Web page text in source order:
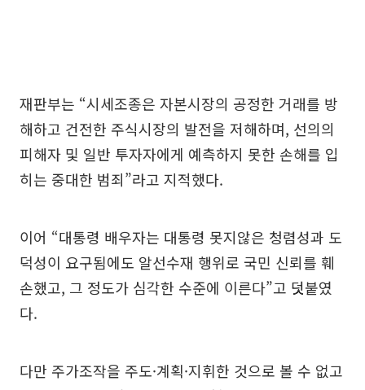
재판부는 “시세조종은 자본시장의 공정한 거래를 방
해하고 건전한 주식시장의 발전을 저해하며, 선의의
피해자 및 일반 투자자에게 예측하지 못한 손해를 입
히는 중대한 범죄”라고 지적했다.
이어 “대통령 배우자는 대통령 못지않은 청렴성과 도
덕성이 요구됨에도 알선수재 행위로 국민 신뢰를 훼
손했고, 그 정도가 심각한 수준에 이른다”고 덧붙였
다.
다만 주가조작을 주도·계획·지휘한 것으로 볼 수 없고